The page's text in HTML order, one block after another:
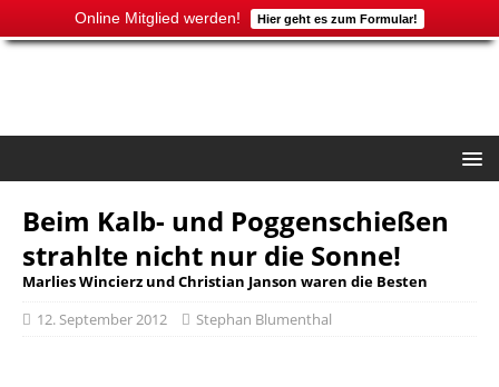
Online Mitglied werden! Hier geht es zum Formular!
Beim Kalb- und Poggenschießen
strahlte nicht nur die Sonne!
Marlies Wincierz und Christian Janson waren die Besten
12. September 2012
Stephan Blumenthal